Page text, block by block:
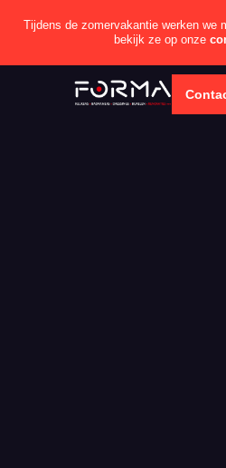
Tijdens de zomervakantie werken we
bekijk ze op onze